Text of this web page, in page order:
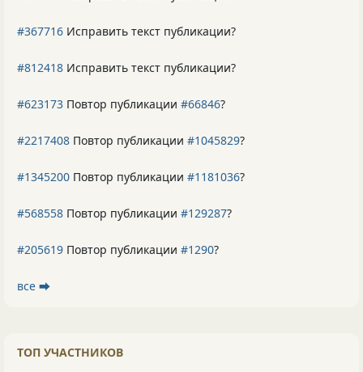
#367716 Исправить текст публикации?
#812418 Исправить текст публикации?
#623173 Повтор публикации #66846?
#2217408 Повтор публикации #1045829?
#1345200 Повтор публикации #1181036?
#568558 Повтор публикации #129287?
#205619 Повтор публикации #1290?
все ⮕
ТОП УЧАСТНИКОВ